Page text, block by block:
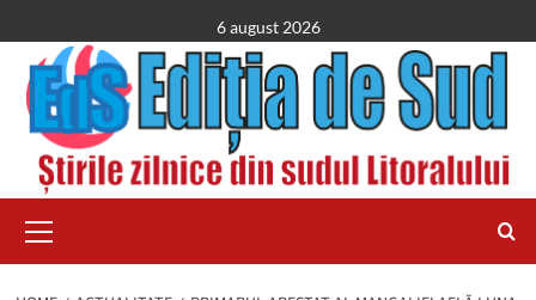
to
content
6 august 2026
Menu